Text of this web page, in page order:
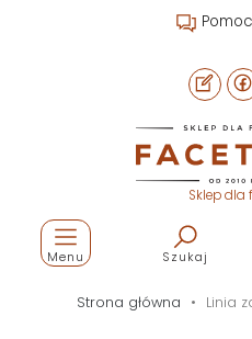
Sklep dla
Szukaj
Menu
Strona główna Linia